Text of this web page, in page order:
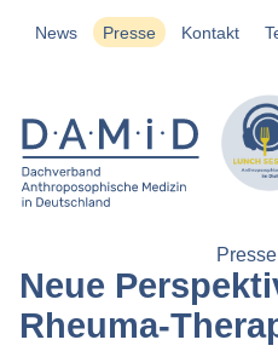
News Presse Kontakt
Neue
Rheuma-